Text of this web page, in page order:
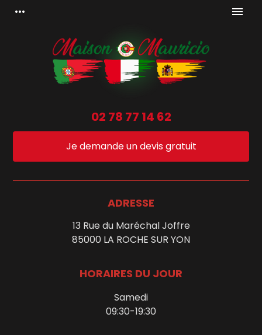
more_horiz menu
02 78 77 14 62
Je demande un devis gratuit
ADRESSE
13 Rue du Maréchal Joffre
85000 LA ROCHE SUR YON
HORAIRES DU JOUR
Samedi
09:30-19:30